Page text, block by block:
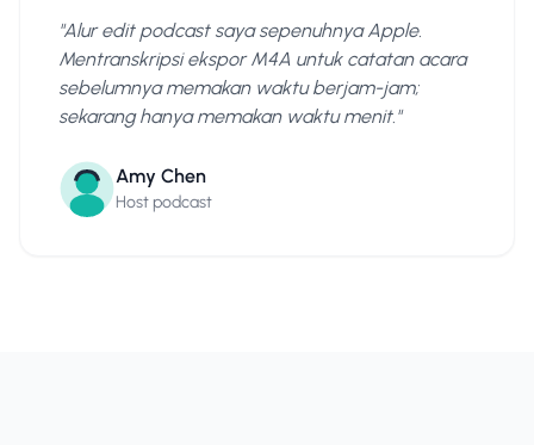
"Alur edit podcast saya sepenuhnya Apple.
Mentranskripsi ekspor M4A untuk catatan acara
sebelumnya memakan waktu berjam-jam;
sekarang hanya memakan waktu menit."
Amy Chen
Host podcast